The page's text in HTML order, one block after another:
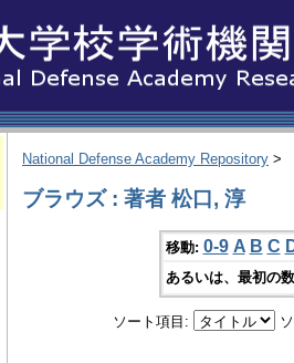
National Defense Academy Repository >
ブラウズ : 著者 松口, 淳
移動: 0-9 A B C
あるいは、最初の
ソート項目: